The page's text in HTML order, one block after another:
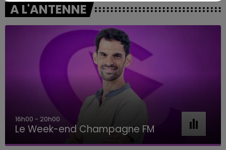
A L'ANTENNE
16h00 - 20h00
Le Week-end Champagne FM